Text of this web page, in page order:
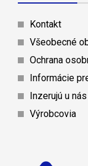
Kontakt
Všeobecné
Ochrana
Informácie
Inzerujú u nás
Výrobcovia